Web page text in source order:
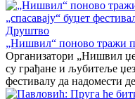
Друштво
„Нишвил“ поново тражи
Организатори „Нишвил
су грађане и љубитеље
фестивалу да надомести